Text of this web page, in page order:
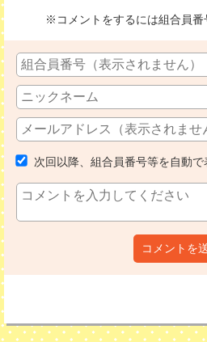
※コメントをするには組合員番
次回以降、組合員番号等を自動で
コメントを